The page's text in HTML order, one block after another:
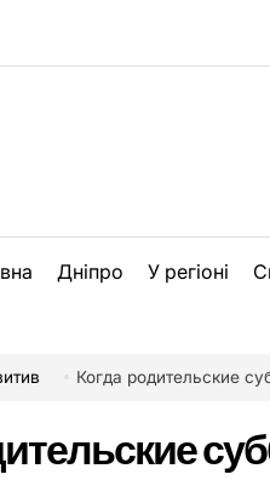
Дніпро У регіоні
Когда родительские